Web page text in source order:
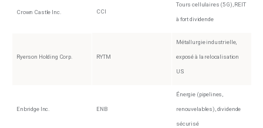
Crown Castle Inc. CCI
Tours cellulaires (5G), REIT
à fort dividende
Ryerson Holding Corp. RYTM
Métallurgie industrielle,
exposé à la relocalisation
US
Enbridge Inc. ENB
Énergie (pipelines,
renouvelables), dividende
sécurisé